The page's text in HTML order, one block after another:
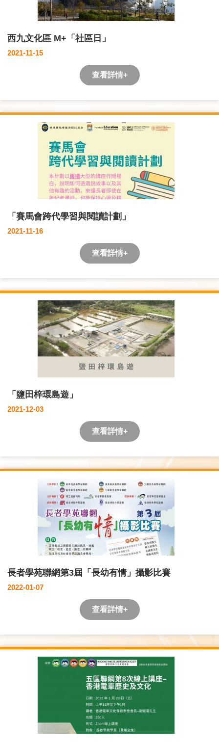
西九文化區 M+「社區日」
2021-11-15
查看詳情+
「賽馬會跨代學習與閱讀計劃」
2021-11-16
查看詳情+
「鹽田梓環島遊」
2021-12-03
查看詳情+
長者學苑聯網第3屆「長幼有情」攝影比賽
2022-01-07
查看詳情+